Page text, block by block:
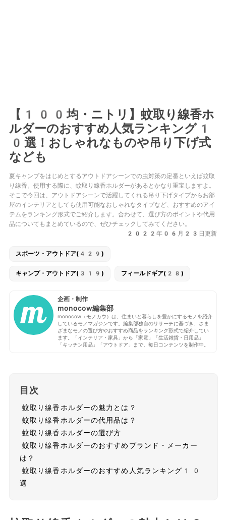
【100均・ニトリ】蚊取り線香ホ
ルダーのおすすめ人気ランキング1
0選！おしゃれなものや吊り下げ式
なども
夏キャンプをはじめとするアウトドアシーンでの虫対策の定番といえば蚊取
り線香。使用する際に、蚊取り線香ホルダーがあるとかなり重宝しますよ。
そこで今回は、アウトドアシーンで活躍してくれる吊り下げタイプからお部
屋のインテリアとしても使用可能なおしゃれなタイプなど、おすすめのアイ
テムをランキング形式でご紹介します。合わせて、選び方のポイントや代用
品についてもまとめているので、ぜひチェックしてみてください。
2022年06月23日更新
スポーツ・アウトドア(429)
キャンプ・アウトドア(319) フィールドギア(28)
企画・制作
monocow編集部
monocow（モノカウ）は、住まいと暮らしを豊かにするモノを紹介
しているモノマガジンです。編集部独自のリサーチに基づき、さま
ざまなモノの選び方やおすすめ商品をランキング形式で紹介してい
ます。「インテリア・家具」から「家電」「生活雑貨・日用品」
「キッチン用品」「アウトドア」まで、毎日コンテンツを制作中。
目次
蚊取り線香ホルダーの魅力とは？
蚊取り線香ホルダーの代用品は？
蚊取り線香ホルダーの選び方
蚊取り線香ホルダーのおすすめブランド・メーカー
は？
蚊取り線香ホルダーのおすすめ人気ランキング10
選